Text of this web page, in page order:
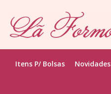
Itens P/ Bolsas Novidades